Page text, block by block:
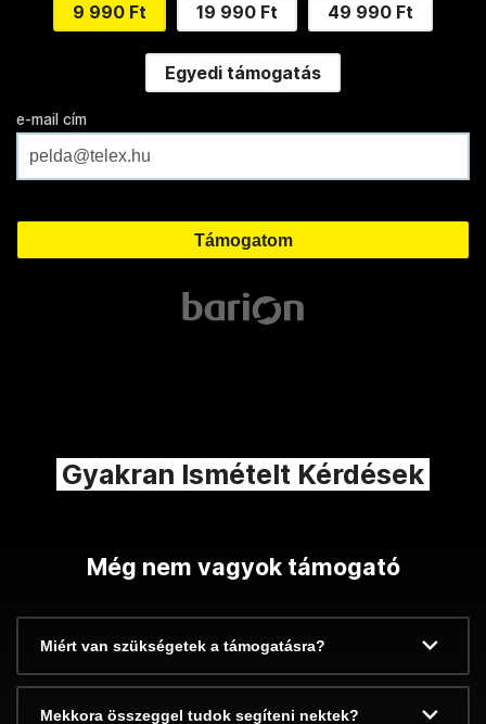
9 990 Ft 19 990 Ft 49 990 Ft
Egyedi támogatás
e-mail cím
Gyakran Ismételt Kérdések
Még nem vagyok támogató
Miért van szükségetek a támogatásra?
Mekkora összeggel tudok segíteni nektek?